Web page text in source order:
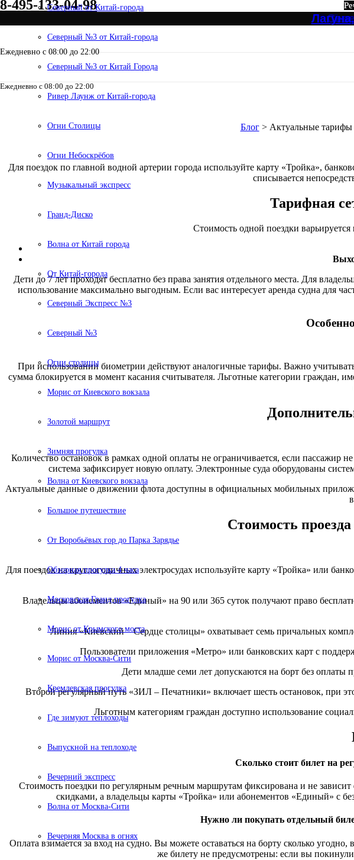
8-495-133-04-98
Ежедневно с 08:00 до 22:00
Северный от Китай-города
Северный №3 от Китай-города
Северный №3 от Китай Города
Ривер Лаунж от Китай-города
Огни Столицы
Огни Небоскрёбов
Музыкальный экспресс
Гранд-Диско
Волна от Китай города
От Китай-города
Северный Экспресс №3
Северный №3
Огни столицы
Морис от Киевского вокзала
Золотой маршрут
Зимняя прогулка
Волна от Киевского вокзала
Большое путешествие
От Воробьёвых гор до Парка Зарядье
Обзорная прогулка 4 часа
Московская Гранд прогулка
Морис от Крымского моста
Морис от Москва-Сити
Кремлевская прогулка
Где зимуют теплоходы
Выпускной на теплоходе
Вечерний экспресс
Волна от Москва-Сити
Вечерняя Москва в огнях
Ежедневно с 08:00 до 22:00
8-495-133-04-98 Актуальные тарифы на
Блог> Актуальные
Для поездок по главной водной артерии города используйте карту «Тройка»,
списывается
Тарифная
Стоимость одной поездки
Дети до 7 лет проходят бесплатно без права занятия отдельного места. Для
использование максимально выгодным. Если вас интересует аренда судна для
При использовании биометрии действуют аналогичные тарифы. Важно
сумма блокируется в момент касания считывателя. Льготные категории
Количество остановок в рамках одной оплаты не ограничивается, если пассажир
система зафиксирует новую оплату. Электронные суда оборудованы
Актуальные данные о движении флота доступны в официальных мобильных
Стоимость
Для поездок на круглогодичных электросудах используйте карту «Тройка» или
Владельцы абонементов «Единый» на 90 или 365 суток получают право
Линия «Киевский – Сердце столицы» охватывает семь причальных
Пользователи приложения «Метро» или банковских карт с
Дети младше семи лет допускаются на борт без
Второй регулярный путь «ЗИЛ – Печатники» включает шесть остановок, при
Льготным категориям граждан доступно использование
Сколько стоит билет на
Стоимость поездки по регулярным речным маршрутам фиксирована и не зависит
скидками, а владельцы карты «Тройка» или абонементов «Единый» с
Нужно ли покупать отдельный
Оплата взимается за вход на судно. Вы можете оставаться на борту сколько
же билету не предусмотрены: если вы